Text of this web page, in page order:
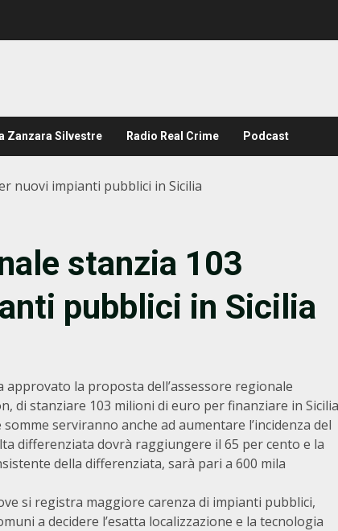
Zanzara Silvestre Radio Real Crime Podcast
nuovi impianti pubblici in Sicilia
stanzia 103
pubblici in Sicilia
la proposta dell’assessore regionale
di stanziare 103 milioni di euro per finanziare in Sicilia
serviranno anche ad aumentare l’incidenza del
differenziata dovrà raggiungere il 65 per cento e la
della differenziata, sarà pari a 600 mila
si registra maggiore carenza di impianti pubblici,
a decidere l’esatta localizzazione e la tecnologia